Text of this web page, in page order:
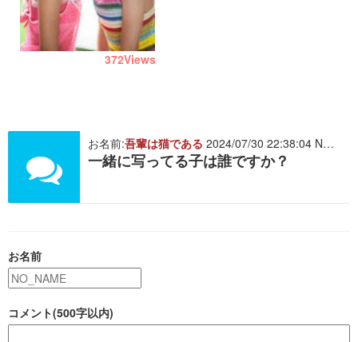
372Views
お名前:吾輩は猫である 2024/07/30 22:38:04 NO. 479081
一緒に写ってる子は誰ですか？
お名前
コメント(500字以内)